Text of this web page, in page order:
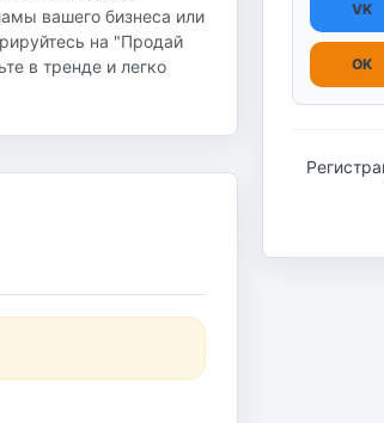
вашего бизнеса или
на "Продай
в тренде и легко
VK
OK